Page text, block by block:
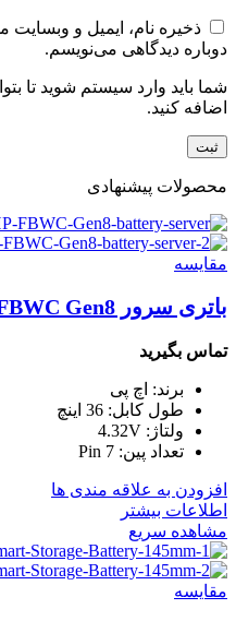
ذخیره نام، ایمیل و
دوباره دیدگاهی می‌نویسم.
شما باید وارد سیستم شوید تا
اضافه کنید.
محصولات پیشنهادی
مقایسه
باتری سرور HP FBWC Gen8
تماس بگیرید
برند: اچ پی
طول کابل: 36 اینچ
ولتاژ: 4.32V
تعداد پین: 7 Pin
افزودن به علاقه مندی ها
اطلاعات بیشتر
مشاهده سریع
مقایسه